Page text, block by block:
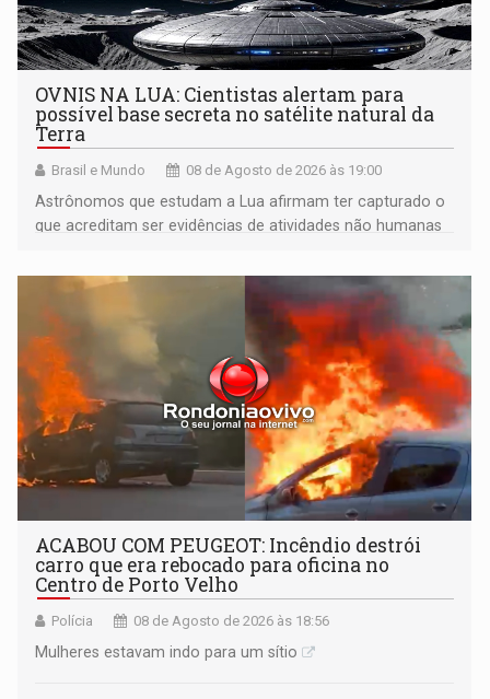
OVNIS NA LUA: Cientistas alertam para
possível base secreta no satélite natural da
Terra
Brasil e Mundo 08 de Agosto de 2026 às 19:00
Astrônomos que estudam a Lua afirmam ter capturado o
que acreditam ser evidências de atividades não humanas
órbita
ACABOU COM PEUGEOT: Incêndio destrói
carro que era rebocado para oficina no
Centro de Porto Velho
Polícia 08 de Agosto de 2026 às 18:56
Mulheres estavam indo para um sítio